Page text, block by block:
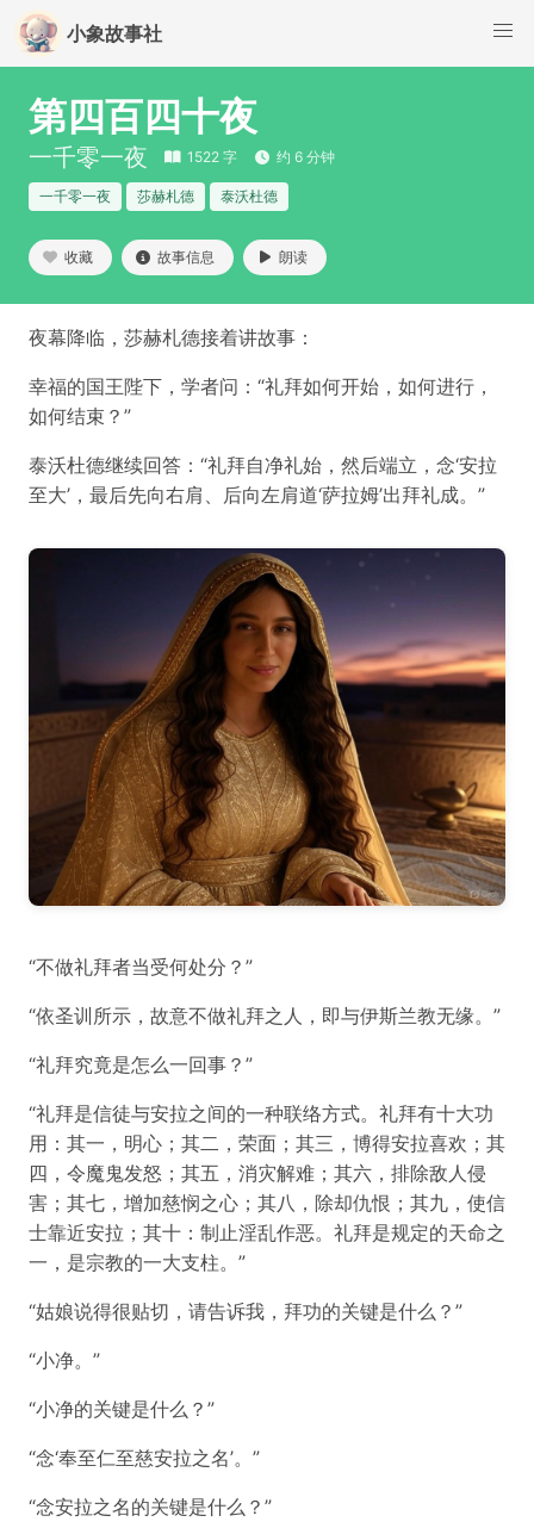
小象故事社
第四百四十夜
一千零一夜 1522 字 约 6 分钟
一千零一夜 莎赫札德 泰沃杜德
收藏 故事信息 朗读
夜幕降临，莎赫札德接着讲故事：
幸福的国王陛下，学者问：“礼拜如何开始，如何进行，
如何结束？”
泰沃杜德继续回答：“礼拜自净礼始，然后端立，念‘安拉
至大’，最后先向右肩、后向左肩道‘萨拉姆’出拜礼成。”
“不做礼拜者当受何处分？”
“依圣训所示，故意不做礼拜之人，即与伊斯兰教无缘。”
“礼拜究竟是怎么一回事？”
“礼拜是信徒与安拉之间的一种联络方式。礼拜有十大功
用：其一，明心；其二，荣面；其三，博得安拉喜欢；其
四，令魔鬼发怒；其五，消灾解难；其六，排除敌人侵
害；其七，增加慈悯之心；其八，除却仇恨；其九，使信
士靠近安拉；其十：制止淫乱作恶。礼拜是规定的天命之
一，是宗教的一大支柱。”
“姑娘说得很贴切，请告诉我，拜功的关键是什么？”
“小净。”
“小净的关键是什么？”
“念‘奉至仁至慈安拉之名’。”
“念安拉之名的关键是什么？”